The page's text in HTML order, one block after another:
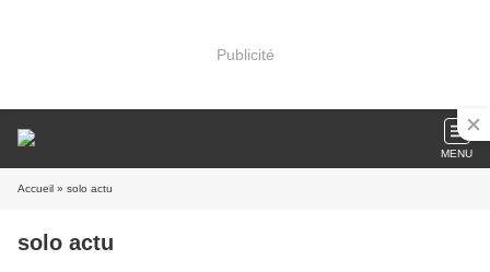
Publicité
MENU
Accueil » solo actu
solo actu